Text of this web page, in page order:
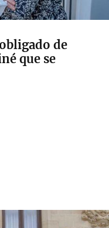
de
que se